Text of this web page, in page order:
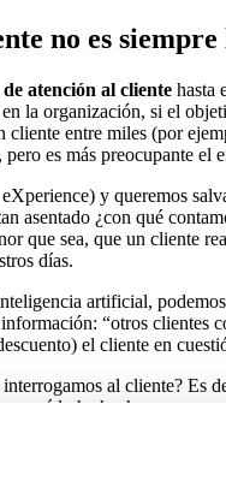
no es
atención al cliente hasta
en la organización, si el
entre miles (por
es más preocupante el
y queremos
asentado ¿con qué
que sea, que un cliente
días.
artificial,
“otros
el cliente en
al cliente? Es
qué lo ha hecho.
análisis predictivo por
cliente podría ser más